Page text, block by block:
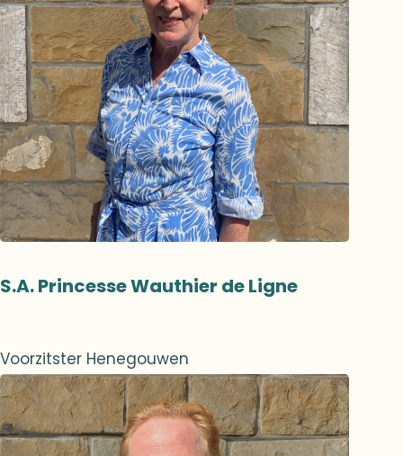
S.A. Princesse Wauthier de Ligne
Voorzitster Henegouwen